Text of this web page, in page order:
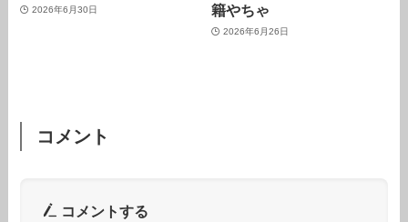
2026年6月30日
籍やちゃ
2026年6月26日
コメント
コメントする